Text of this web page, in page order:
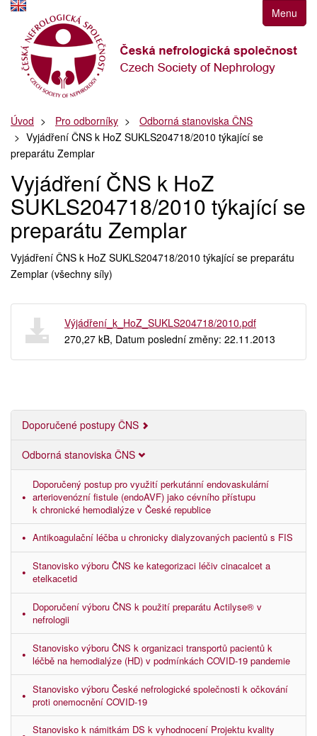
k
navigaci
Přejít
obsah
k
postrannímu
sloupci
zkratky
Menu
Úvod Pro odborníky
Odborná stanoviska ČNS
Vyjádření ČNS k HoZ SUKLS204718/2010 týkající se
preparátu Zemplar
Vyjádření ČNS k HoZ
SUKLS204718/2010 týkající se
preparátu Zemplar
Vyjádření ČNS k HoZ SUKLS204718/2010 týkající se preparátu
Zemplar (všechny síly)
Výjádření_k_HoZ_SUKLS204718/2010.pdf
270,27 kB, Datum poslední změny: 22.11.2013
Doporučené postupy ČNS
Odborná stanoviska ČNS
Doporučený postup pro využití perkutánní endovaskulární
arteriovenózní fistule (endoAVF) jako cévního přístupu
k chronické hemodialýze v České republice
Antikoagulační léčba u chronicky dialyzovaných pacientů s FIS
Stanovisko výboru ČNS ke kategorizaci léčiv cinacalcet a
etelkacetid
Doporučení výboru ČNS k použití preparátu Actilyse® v
nefrologii
Stanovisko výboru ČNS k organizaci transportů pacientů k
léčbě na hemodialýze (HD) v podmínkách COVID-19 pandemie
Stanovisko výboru České nefrologické společnosti k očkování
proti onemocnění COVID-19
Stanovisko k námitkám DS k vyhodnocení Projektu kvality